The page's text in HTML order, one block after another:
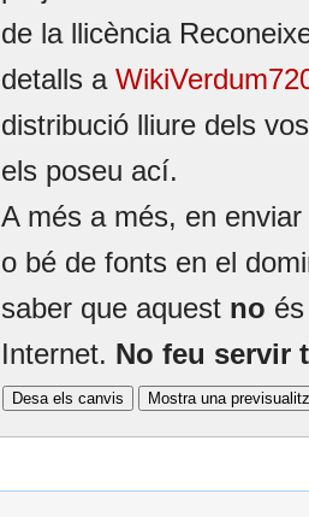
de la llicència
detalls a
distribució lliure dels
els poseu ací.
A més a més, en
o bé de fonts en el
saber que aquest no
Internet. No feu servir